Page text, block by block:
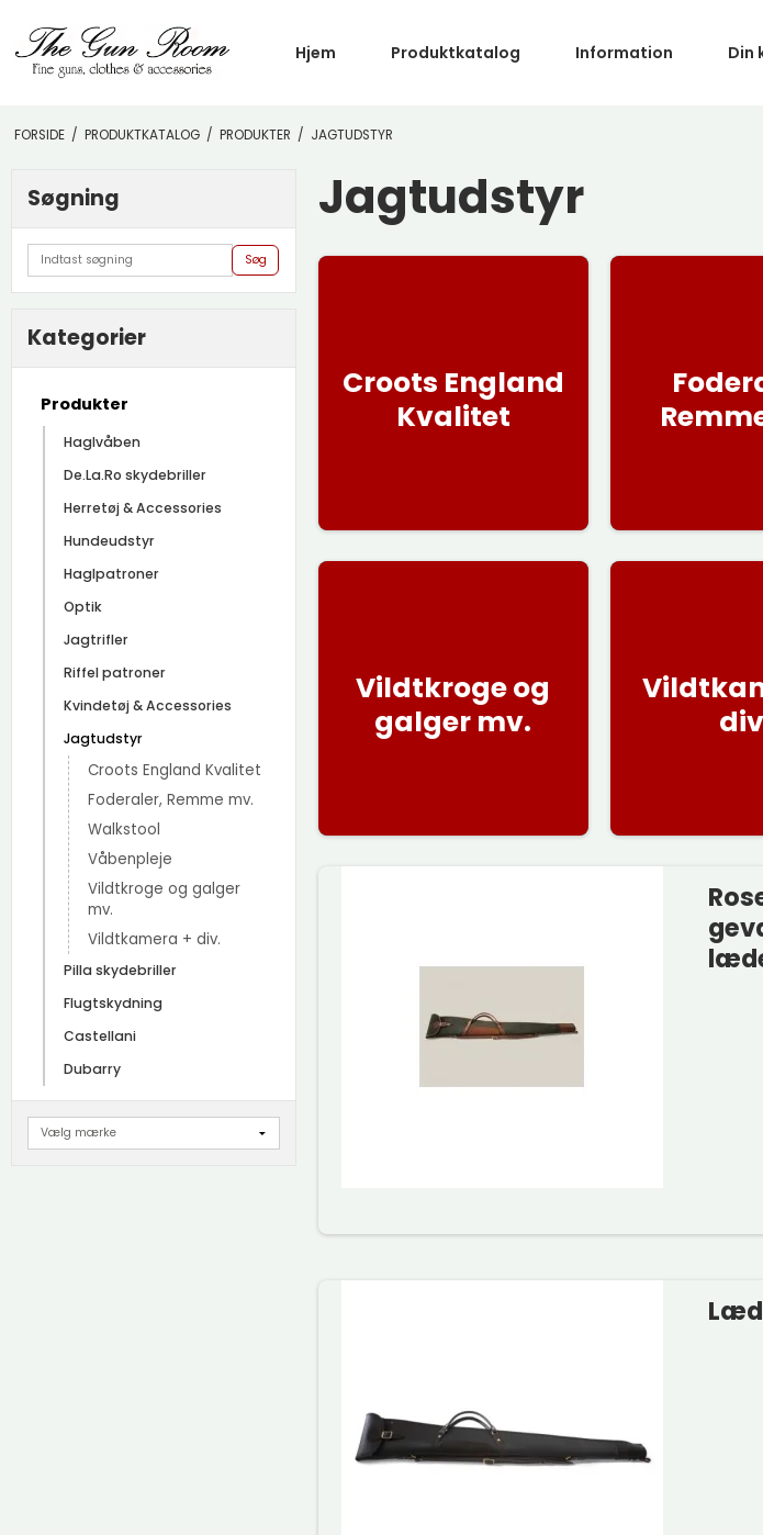
Hjem Produktkatalog Information Din
FORSIDE / PRODUKTKATALOG / PRODUKTER / JAGTUDSTYR
Søgning
Søg
Kategorier
Produkter
Haglvåben
De.La.Ro skydebriller
Herretøj & Accessories
Hundeudstyr
Haglpatroner
Optik
Jagtrifler
Riffel patroner
Kvindetøj & Accessories
Jagtudstyr
Croots England Kvalitet
Foderaler, Remme mv.
Walkstool
Våbenpleje
Vildtkroge og galger
mv.
Vildtkamera + div.
Pilla skydebriller
Flugtskydning
Castellani
Dubarry
Jagtudstyr
Croots England
Kvalitet
Vildtkroge og
galger mv.